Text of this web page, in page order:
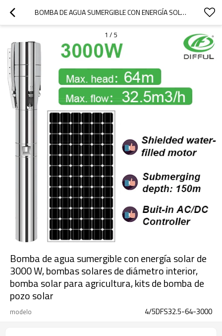
BOMBA DE AGUA SUMERGIBLE CON ENERGÍA SOLAR DE 3000 W, BOMBAS SOLARES DE DIÁMETRO INTERIOR, BOMBA SOLAR PARA AGRICULTURA, KITS DE BOMBA DE POZO SOLAR
1 / 5
Bomba de agua sumergible con energía solar de
3000 W, bombas solares de diámetro interior,
bomba solar para agricultura, kits de bomba de
pozo solar
modelo 4/5DFS32.5-64-3000